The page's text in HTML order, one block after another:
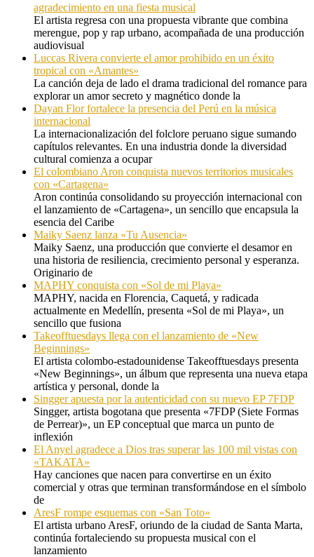
agradecimiento en una fiesta musical
El artista regresa con una propuesta vibrante que combina
merengue, pop y rap urbano, acompañada de una producción
audiovisual
Luccas Rivera convierte el amor prohibido en un éxito
tropical con «Amantes»
La canción deja de lado el drama tradicional del romance para
explorar un amor secreto y magnético donde la
Dayan Flor fortalece la presencia del Perú en la música
internacional
La internacionalización del folclore peruano sigue sumando
capítulos relevantes. En una industria donde la diversidad
cultural comienza a ocupar
El colombiano Aron conquista nuevos territorios musicales
con «Cartagena»
Aron continúa consolidando su proyección internacional con
el lanzamiento de «Cartagena», un sencillo que encapsula la
esencia del Caribe
Maiky Saenz lanza «Tu Ausencia»
Maiky Saenz, una producción que convierte el desamor en
una historia de resiliencia, crecimiento personal y esperanza.
Originario de
MAPHY conquista con «Sol de mi Playa»
MAPHY, nacida en Florencia, Caquetá, y radicada
actualmente en Medellín, presenta «Sol de mi Playa», un
sencillo que fusiona
Takeofftuesdays llega con el lanzamiento de «New
Beginnings»
El artista colombo-estadounidense Takeofftuesdays presenta
«New Beginnings», un álbum que representa una nueva etapa
artística y personal, donde la
Singger apuesta por la autenticidad con su nuevo EP 7FDP
Singger, artista bogotana que presenta «7FDP (Siete Formas
de Perrear)», un EP conceptual que marca un punto de
inflexión
El Anyel agradece a Dios tras superar las 100 mil vistas con
«TAKATA»
Hay canciones que nacen para convertirse en un éxito
comercial y otras que terminan transformándose en el símbolo
de
AresF rompe esquemas con «San Toto»
El artista urbano AresF, oriundo de la ciudad de Santa Marta,
continúa fortaleciendo su propuesta musical con el
lanzamiento